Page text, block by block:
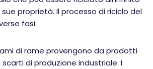
proprietà. Il processo di riciclo del
fasi:
di rame provengono da prodotti
di produzione industriale. I